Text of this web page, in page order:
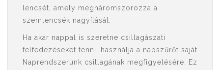
lencsét, amely megháromszorozza a
szemlencsék nagyítását.
Ha akár nappal is szeretne csillagászati ​​
felfedezéseket tenni, használja a napszűrőt saját
Naprendszerünk csillagának megfigyelésére. Ez